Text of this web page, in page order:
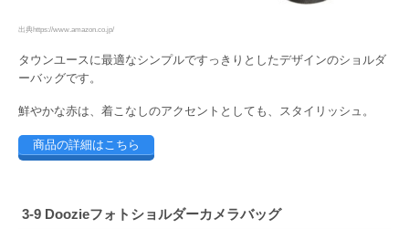
出典https://www.amazon.co.jp/
タウンユースに最適なシンプルですっきりとしたデザインのショルダ
ーバッグです。
鮮やかな赤は、着こなしのアクセントとしても、スタイリッシュ。
商品の詳細はこちら
3-9 Doozieフォトショルダーカメラバッグ